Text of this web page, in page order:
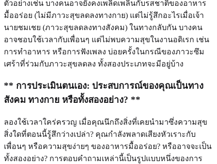
ตัวอย่างเช่น บางคนอาจยังคงเพลิดเพลินกับรสชาติของอาหาร
มื้ออร่อย (ไม่มีภาวะสุขลดลงทางกาย) แต่ไม่รู้สึกอะไรเมื่อเจ้า
นายชมเชย (ภาวะสุขลดลงทางสังคม) ในทางกลับกัน บางคน
อาจชอบใช้เวลากับเพื่อนๆ แต่ไม่พบความสุขในงานอดิเรก เช่น
การทำอาหาร หรือการฟังเพลง บ่อยครั้งในกรณีของภาวะซึม
เศร้าที่ร่วมกับภาวะสุขลดลง ทั้งสองประเภทจะมีอยู่บ้าง
** การประเมินตนเอง: ประสบการณ์ของคุณเป็นทาง
สังคม ทางกาย หรือทั้งสองอย่าง? **
ลองใช้เวลาใคร่ครวญ เมื่อคุณนึกถึงสิ่งที่เคยนำมาซึ่งความสุข
สิ่งใดที่ตอนนี้รู้สึกว่างเปล่า? คุณกำลังพลาดเสียงหัวเราะกับ
เพื่อนๆ หรือความสุขง่ายๆ ของอาหารมื้ออร่อย? หรืออาจจะเป็น
ทั้งสองอย่าง? การตอบคำถามเหล่านี้เป็นรูปแบบหนึ่งของการ